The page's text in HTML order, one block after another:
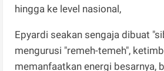
hingga ke level nasional,
Epyardi seakan sengaja dibuat
mengurusi "remeh-temeh",
memanfaatkan energi besarnya,